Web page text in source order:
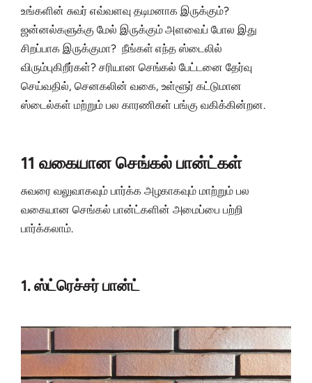
உங்களின் சுவர் எவ்வளவு தடிமனாக இருக்கும்?
ஜன்னல்களுக்கு மேல் இருக்கும் அளவைப் போல இது
சிறப்பாக இருக்குமா? நீங்கள் எந்த ஸ்டைலில்
விரும்புகிறீர்கள்? சரியான செங்கல் பேட்டனை தேர்வு
செய்வதில், செனகலின் வகை, உள்ளூர் கட்டுமான
ஸ்டைல்கள் மற்றும் பல காரணிகள் பங்கு வகிக்கின்றன.
11 வகையான செங்கல் பான்ட்கள்
சுவரை வலுவாகவும் பார்க்க அழகாகவும் மாற்றும் பல
வகையான செங்கல் பான்ட்களின் அமைப்பை பற்றி
பார்க்கலாம்.
1. ஸ்ட்ரெச்சர் பான்ட்